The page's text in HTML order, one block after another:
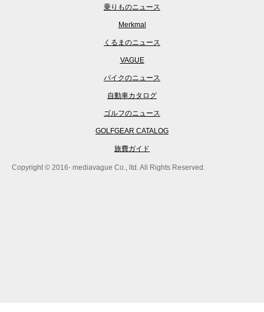
乗りものニュース
Merkmal
くるまのニュース
VAGUE
バイクのニュース
自動車カタログ
ゴルフのニュース
GOLFGEAR CATALOG
旅費ガイド
Copyright © 2016- mediavague Co., ltd. All Rights Reserved.